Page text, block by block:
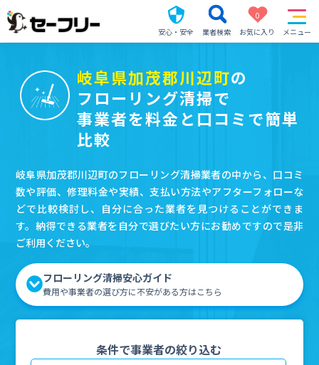
安心・安全 業者検索
0
お気に入り
メニュー
岐阜県加茂郡川辺町の
フローリング清掃で
事業者を料金と口コミで簡単
比較
岐阜県加茂郡川辺町のフローリング清掃業者の中から、口コミ
数や評価、修理料金や実績、支払い方法やアフターフォローな
どで比較検討し、自分に合った業者を見つけることができま
す。納得できる業者を自分で選びたい方にお勧めですので是非
ご利用ください。
フローリング清掃安心ガイド
費用や事業者の選び方に不安がある方はこちら
条件で事業者の絞り込む